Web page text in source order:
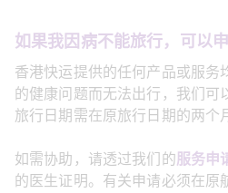
如果我因病不能旅行，可以
香港快运提供的任何产品或服务
的健康问题而无法出行，我们可
旅行日期需在原旅行日期的两个
如需协助，请透过我们的服务申
的医生证明。有关申请必须在原